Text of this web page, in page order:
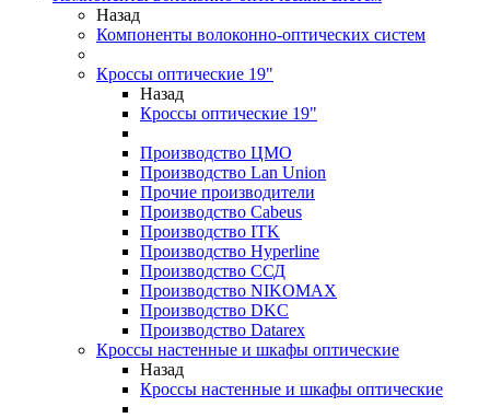
Назад
Компоненты волоконно-оптических систем
Кроссы оптические 19"
Назад
Кроссы оптические 19"
Производство ЦМО
Производство Lan Union
Прочие производители
Производство Cabeus
Производство ITK
Производство Hyperline
Производство ССД
Производство NIKOMAX
Производство DKC
Производство Datarex
Кроссы настенные и шкафы оптические
Назад
Кроссы настенные и шкафы оптические